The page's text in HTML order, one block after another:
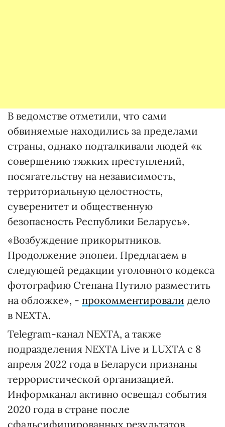
В ведомстве отметили, что сами
обвиняемые находились за пределами
страны, однако подталкивали людей «к
совершению тяжких преступлений,
посягательству на независимость,
территориальную целостность,
суверенитет и общественную
безопасность Республики Беларусь».
«Возбуждение прикорытников.
Продолжение эпопеи. Предлагаем в
следующей редакции уголовного кодекса
фотографию Степана Путило разместить
на обложке», - прокомментировали дело
в NEXTA.
Telegram-канал NEXTA, а также
подразделения NEXTA Live и LUXTA с 8
апреля 2022 года в Беларуси признаны
террористической организацией.
Информканал активно освещал события
2020 года в стране после
сфальсифицированных результатов